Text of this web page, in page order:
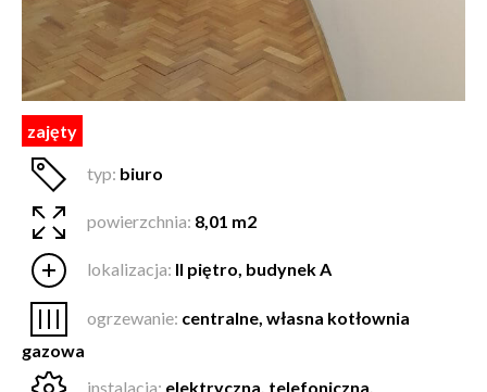
zajęty
typ: biuro
powierzchnia: 8,01 m2
lokalizacja: II piętro, budynek A
ogrzewanie: centralne, własna kotłownia
gazowa
instalacja: elektryczna, telefoniczna,